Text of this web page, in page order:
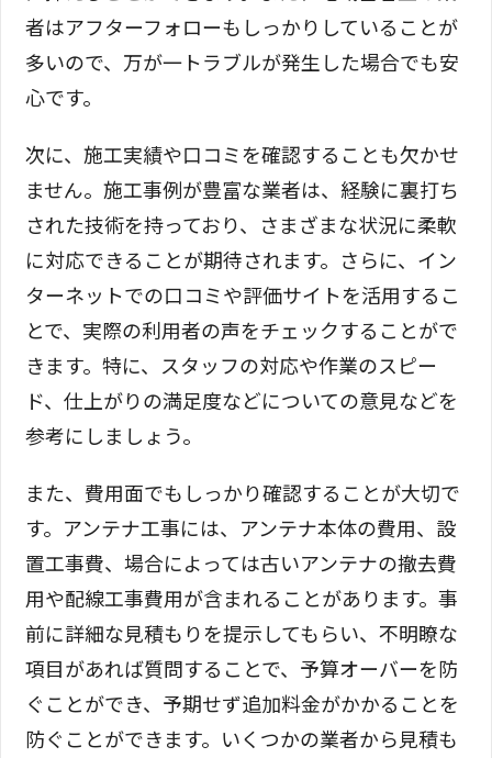
者はアフターフォローもしっかりしていることが
多いので、万が一トラブルが発生した場合でも安
心です。
次に、施工実績や口コミを確認することも欠かせ
ません。施工事例が豊富な業者は、経験に裏打ち
された技術を持っており、さまざまな状況に柔軟
に対応できることが期待されます。さらに、イン
ターネットでの口コミや評価サイトを活用するこ
とで、実際の利用者の声をチェックすることがで
きます。特に、スタッフの対応や作業のスピー
ド、仕上がりの満足度などについての意見などを
参考にしましょう。
また、費用面でもしっかり確認することが大切で
す。アンテナ工事には、アンテナ本体の費用、設
置工事費、場合によっては古いアンテナの撤去費
用や配線工事費用が含まれることがあります。事
前に詳細な見積もりを提示してもらい、不明瞭な
項目があれば質問することで、予算オーバーを防
ぐことができ、予期せず追加料金がかかることを
防ぐことができます。いくつかの業者から見積も